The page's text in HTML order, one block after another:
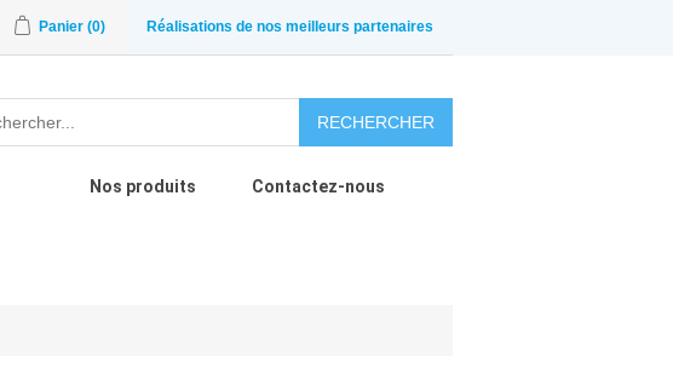
Panier (0) Réalisations de nos meilleurs partenaires
RECHERCHER
Nos produits Contactez-nous